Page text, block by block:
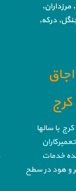
مرزداران,
درکه,
با سالها
خدمات
و هود در سطح